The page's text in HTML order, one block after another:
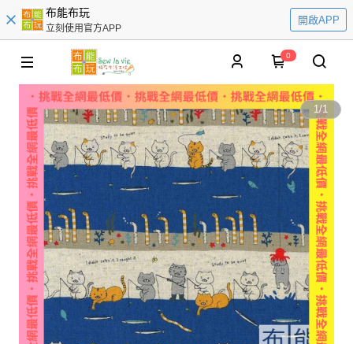
布能布玩
立刻使用官方APP
開啟APP
0
1/1